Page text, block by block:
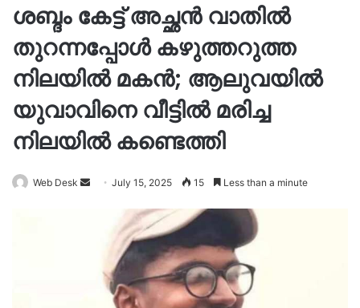
ശബ്ദം കേട്ട് അച്ഛൻ വാതിൽ
തുറന്നപ്പോൾ കഴുത്തറുത്ത
നിലയിൽ മകൻ; ആലുവയിൽ
യുവാവിനെ വീട്ടിൽ മരിച്ച
നിലയിൽ കണ്ടെത്തി
Web Desk
SendJuly 15, 2025 15 Less than a minute